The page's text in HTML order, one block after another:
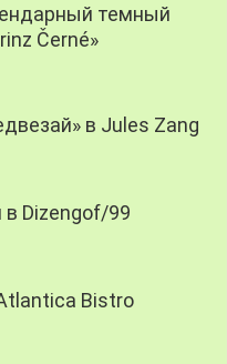
темный
Černé»
в Jules Zang
в Dizengof/99
Bistro